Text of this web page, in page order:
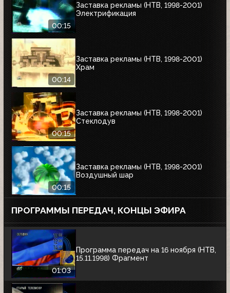
00:15
Заставка рекламы (НТВ, 1998-2001)
Электрификация
00:14
Заставка рекламы (НТВ, 1998-2001)
Храм
00:15
Заставка рекламы (НТВ, 1998-2001)
Стеклодув
00:15
Заставка рекламы (НТВ, 1998-2001)
Воздушный шар
ПРОГРАММЫ ПЕРЕДАЧ, КОНЦЫ ЭФИРА
01:03
Программа передач на 16 ноября (НТВ,
15.11.1998) Фрагмент